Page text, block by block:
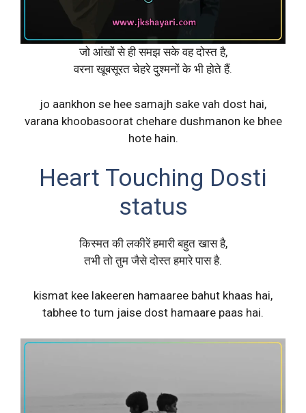
जो आंखों से ही समझ सके वह दोस्त है,
वरना खूबसूरत चेहरे दुश्मनों के भी होते हैं.
jo aankhon se hee samajh sake vah dost hai,
varana khoobasoorat chehare dushmanon ke bhee
hote hain.
Heart Touching Dosti
status
किस्मत की लकीरें हमारी बहुत खास है,
तभी तो तुम जैसे दोस्त हमारे पास है.
kismat kee lakeeren hamaaree bahut khaas hai,
tabhee to tum jaise dost hamaare paas hai.